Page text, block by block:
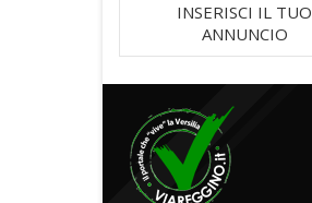
INSERISCI IL TUO
ANNUNCIO